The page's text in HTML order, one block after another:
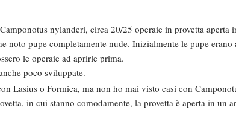
nylanderi, circa 20/25 operaie in provetta aperta
noto pupe completamente nude. Inizialmente le pupe
le operaie ad aprirle prima.
poco sviluppate.
Lasius o Formica, ma non ho mai visto casi con
in cui stanno comodamente, la provetta è aperta in un